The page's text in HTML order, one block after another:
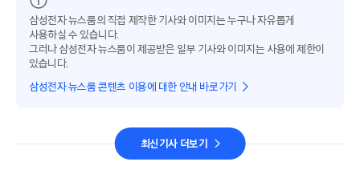
삼성전자 뉴스룸의 직접 제작한 기사와 이미지는 누구나 자유롭게
사용하실 수 있습니다.
그러나 삼성전자 뉴스룸이 제공받은 일부 기사와 이미지는 사용에 제한이
있습니다.
삼성전자 뉴스룸 콘텐츠 이용에 대한 안내 바로가기
최신기사 더보기